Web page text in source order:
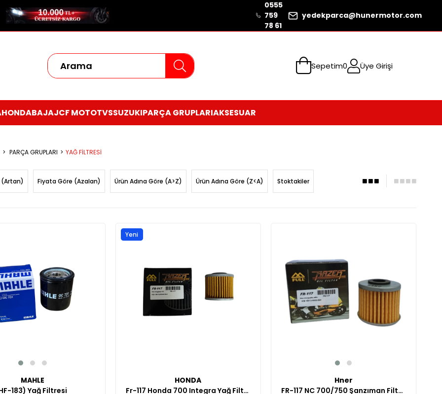
0555
759
78 61
yedekparca@hunermotor.com
Sepetim0 Üye Girişi
HONDABAJAJCF MOTOTVSSUZUKIPARÇA GRUPLARIAKSESUAR
PARÇA GRUPLARI YAĞ FİLTRESİ
(Artan) Fiyata Göre (Azalan) Ürün Adına Göre (A>Z) Ürün Adına Göre (Z<A) Stoktakiler
MAHLE
183) Yağ Filtresi
HONDA
Fr-117 Honda 700 Integra Yağ Filtresi
Yeni
Hner
FR-117 NC 700/750 Şanzıman Filtresi